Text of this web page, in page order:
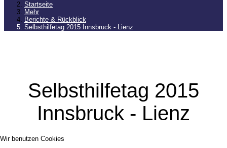
Wir benutzen Cookies
Startseite
Mehr
Berichte & Rückblick
Selbsthilfetag 2015 Innsbruck - Lienz
Selbsthilfetag 2015
Innsbruck - Lienz